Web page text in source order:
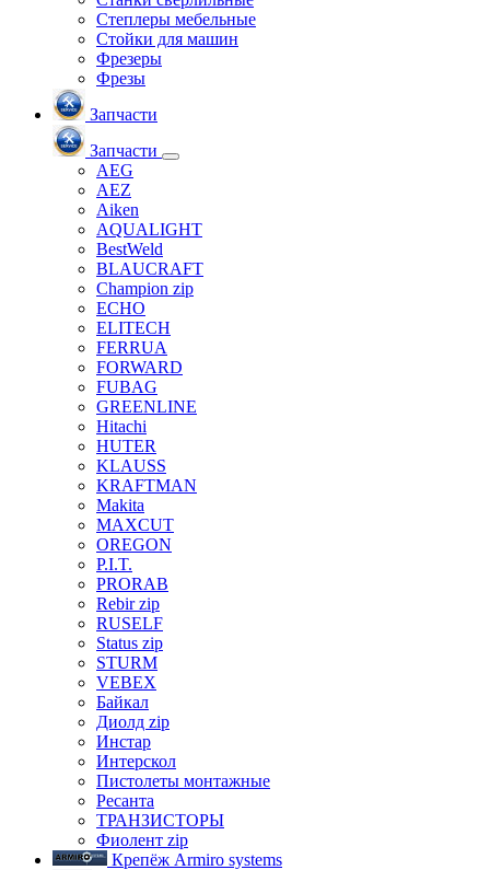
Степлеры мебельные
Стойки для машин
Фрезеры
Фрезы
Запчасти
Запчасти
AEG
AEZ
Aiken
AQUALIGHT
BestWeld
BLAUCRAFT
Champion zip
ECHO
ELITECH
FERRUA
FORWARD
FUBAG
GREENLINE
Hitachi
HUTER
KLAUSS
KRAFTMAN
Makita
MAXCUT
OREGON
P.I.T.
PRORAB
Rebir zip
RUSELF
Status zip
STURM
VEBEX
Байкал
Диолд zip
Инстар
Интерскол
Пистолеты монтажные
Ресанта
ТРАНЗИСТОРЫ
Фиолент zip
Крепёж Armiro systems